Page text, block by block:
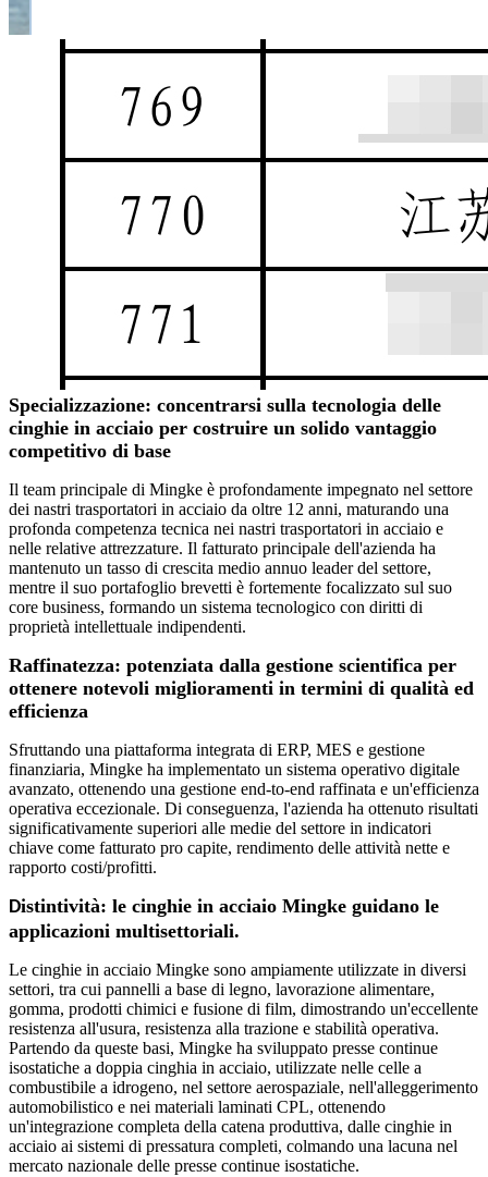
Specializzazione: concentrarsi sulla tecnologia delle
cinghie in acciaio per costruire un solido vantaggio
competitivo di base
Il team principale di Mingke è profondamente impegnato nel settore
dei nastri trasportatori in acciaio da oltre 12 anni, maturando una
profonda competenza tecnica nei nastri trasportatori in acciaio e
nelle relative attrezzature. Il fatturato principale dell'azienda ha
mantenuto un tasso di crescita medio annuo leader del settore,
mentre il suo portafoglio brevetti è fortemente focalizzato sul suo
core business, formando un sistema tecnologico con diritti di
proprietà intellettuale indipendenti.
Raffinatezza: potenziata dalla gestione scientifica per
ottenere notevoli miglioramenti in termini di qualità ed
efficienza
Sfruttando una piattaforma integrata di ERP, MES e gestione
finanziaria, Mingke ha implementato un sistema operativo digitale
avanzato, ottenendo una gestione end-to-end raffinata e un'efficienza
operativa eccezionale. Di conseguenza, l'azienda ha ottenuto risultati
significativamente superiori alle medie del settore in indicatori
chiave come fatturato pro capite, rendimento delle attività nette e
rapporto costi/profitti.
Distintività: le cinghie in acciaio Mingke guidano le
applicazioni multisettoriali.
Le cinghie in acciaio Mingke sono ampiamente utilizzate in diversi
settori, tra cui pannelli a base di legno, lavorazione alimentare,
gomma, prodotti chimici e fusione di film, dimostrando un'eccellente
resistenza all'usura, resistenza alla trazione e stabilità operativa.
Partendo da queste basi, Mingke ha sviluppato presse continue
isostatiche a doppia cinghia in acciaio, utilizzate nelle celle a
combustibile a idrogeno, nel settore aerospaziale, nell'alleggerimento
automobilistico e nei materiali laminati CPL, ottenendo
un'integrazione completa della catena produttiva, dalle cinghie in
acciaio ai sistemi di pressatura completi, colmando una lacuna nel
mercato nazionale delle presse continue isostatiche.